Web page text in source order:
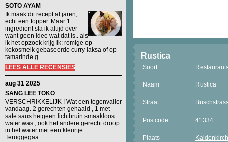
SOTO AYAM
Ik maak dit recept al jaren,
echt een topper. Maar 1
ingredient sla ik altijd over
want geen idee wat dat is.. als
ik het opzoek krijg ik: romige op
kokosmelk gebaseerde curry laksa of op
tamarinde g.......
LEES ALLE RECENSIES
aug 31 2025
SANG LEE TOKO
VERSCHRIKKELIJK ! Wat een tegenvaller
vandaag. 2 gerechten gehaald , 1 met
sate saus hetgeen lichtbruin smaakloos
water was , ook het andere gerecht droop
in het water met een kleurtje.
Teruggegaa.......
Rustica
Soort
Naam Rustica
Straat
Postcode 41334
Plaats